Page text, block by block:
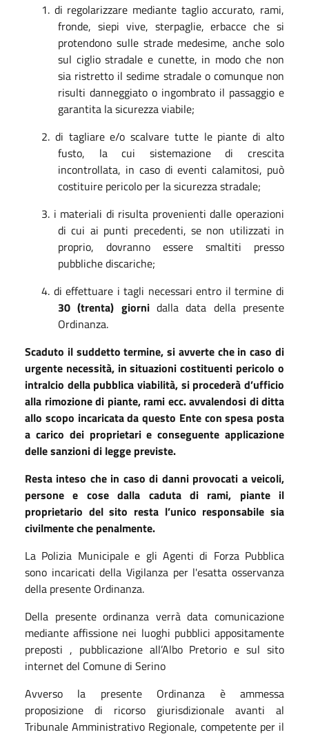
1. di regolarizzare mediante taglio accurato, rami,
fronde, siepi vive, sterpaglie, erbacce che si
protendono sulle strade medesime, anche solo
sul ciglio stradale e cunette, in modo che non
sia ristretto il sedime stradale o comunque non
risulti danneggiato o ingombrato il passaggio e
garantita la sicurezza viabile;
2. di tagliare e/o scalvare tutte le piante di alto
fusto, la cui sistemazione di crescita
incontrollata, in caso di eventi calamitosi, può
costituire pericolo per la sicurezza stradale;
3. i materiali di risulta provenienti dalle operazioni
di cui ai punti precedenti, se non utilizzati in
proprio, dovranno essere smaltiti presso
pubbliche discariche;
4. di effettuare i tagli necessari entro il termine di
30 (trenta) giornidalla data della presente
Ordinanza.
Scaduto il suddetto termine, si avverte che in caso di
urgente necessità, in situazioni costituenti pericolo o
intralcio della pubblica viabilità, si procederà d’ufficio
alla rimozione di piante, rami ecc. avvalendosi di ditta
allo scopo incaricata da questo Ente con spesa posta
a carico dei proprietari e conseguente applicazione
delle sanzioni di legge previste.
Resta inteso che in caso di danni provocati a veicoli,
persone e cose dalla caduta di rami, piante il
proprietario del sito resta l’unico responsabile sia
civilmente che penalmente.
La Polizia Municipale e gli Agenti di Forza Pubblica
sono incaricati della Vigilanza per l'esatta osservanza
della presente Ordinanza.
Della presente ordinanza verrà data comunicazione
mediante affissione nei luoghi pubblici appositamente
preposti , pubblicazione all’Albo Pretorio e sul sito
internet del Comune di Serino
Avverso la presente Ordinanza è ammessa
proposizione di ricorso giurisdizionale avanti al
Tribunale Amministrativo Regionale, competente per il